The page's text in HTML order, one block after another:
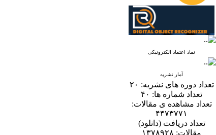
نماد اعتماد الکترونیکی
آمار نشریه
تعداد دوره های نشریه: ۲۰
تعداد شماره ها: ۴۰
تعداد مشاهده ی مقالات:
۴۴۷۳۷۷۱
تعداد دریافت (دانلود)
مقالات: ۱۳۷۸۹۲۸